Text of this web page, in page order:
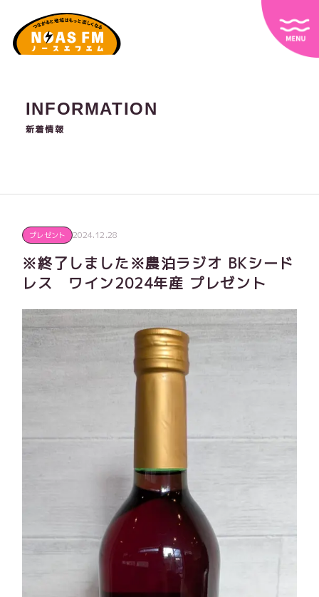
INFORMATION
新着情報
プレゼント 2024.12.28
※終了しました※農泊ラジオ BKシード
レス ワイン2024年産 プレゼント